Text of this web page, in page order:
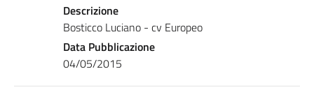
Descrizione
Bosticco Luciano - cv Europeo
Data Pubblicazione
04/05/2015